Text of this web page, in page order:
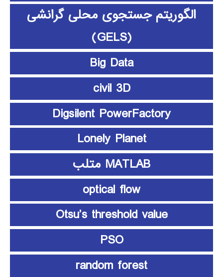
الگوریتم جستجوی محلی گرانشی
(GELS)
Big Data
civil 3D
Digsilent PowerFactory
Lonely Planet
MATLAB متلب
optical flow
Otsu’s threshold value
PSO
random forest